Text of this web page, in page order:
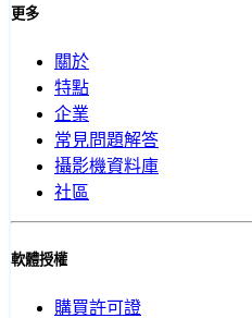
更多
關於
特點
企業
常見問題解答
攝影機資料庫
社區
軟體授權
購買許可證